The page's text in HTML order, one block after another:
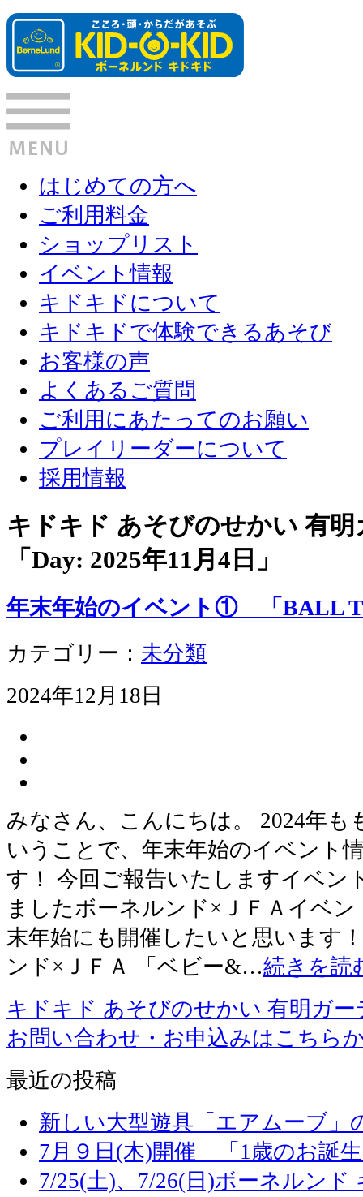
はじめての方へ
ご利用料金
ショップリスト
イベント情報
キドキドについて
キドキドで体験できるあそび
お客様の声
よくあるご質問
ご利用にあたってのお願い
プレイリーダーについて
採用情報
キドキド あそびのせかい 有
「Day: 2025年11月4日 」
年末年始のイベント① 「BALL
カテゴリー： 未分類
2024年12月18日
みなさん、こんにちは。 2024年も
いうことで、年末年始のイベント
す！ 今回ご報告いたしますイベン
ましたボーネルンド×ＪＦＡイベ
末年始にも開催したいと思います
ンド×ＪＦＡ 「ベビー&…続きを読
キドキド あそびのせかい 有明ガー
お問い合わせ・お申込みはこちら
最近の投稿
新しい大型遊具「エアムーブ」
7月９日(木)開催 「1歳のお誕
7/25(土)、7/26(日)ボーネルン